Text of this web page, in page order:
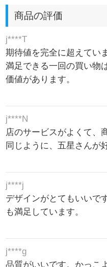
商品の評価
j****T
期待値を完全に超えてい
満足できる一回の買い物
価値があります。
j****N
店のサービスがよくて、
同じように、五星さんが
j****j
デザインがとてもいいで
も満足しています。
j****g
品質がいいです。かっこ